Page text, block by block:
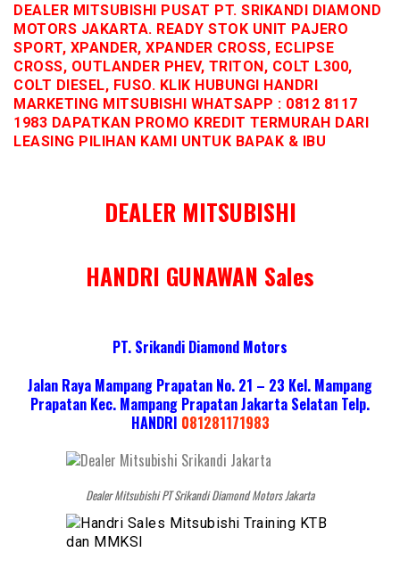
DEALER MITSUBISHI PUSAT PT. SRIKANDI DIAMOND
MOTORS JAKARTA. READY STOK UNIT PAJERO
SPORT, XPANDER, XPANDER CROSS, ECLIPSE
CROSS, OUTLANDER PHEV, TRITON, COLT L300,
COLT DIESEL, FUSO. KLIK HUBUNGI HANDRI
MARKETING MITSUBISHI WHATSAPP : 0812 8117
1983 DAPATKAN PROMO KREDIT TERMURAH DARI
LEASING PILIHAN KAMI UNTUK BAPAK & IBU
DEALER MITSUBISHI
HANDRI GUNAWAN Sales
PT. Srikandi Diamond Motors
Jalan Raya Mampang Prapatan No. 21 – 23 Kel. Mampang
Prapatan Kec. Mampang Prapatan Jakarta Selatan Telp.
HANDRI 081281171983
Dealer Mitsubishi PT Srikandi Diamond Motors Jakarta